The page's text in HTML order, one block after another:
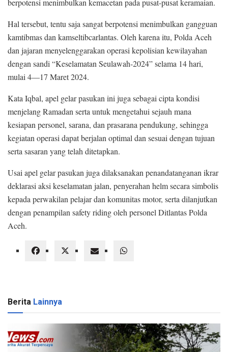
berpotensi menimbulkan kemacetan pada pusat-pusat keramaian.
Hal tersebut, tentu saja sangat berpotensi menimbulkan gangguan
kamtibmas dan kamseltibcarlantas. Oleh karena itu, Polda Aceh
dan jajaran menyelenggarakan operasi kepolisian kewilayahan
dengan sandi “Keselamatan Seulawah-2024” selama 14 hari,
mulai 4—17 Maret 2024.
Kata Iqbal, apel gelar pasukan ini juga sebagai cipta kondisi
menjelang Ramadan serta untuk mengetahui sejauh mana
kesiapan personel, sarana, dan prasarana pendukung, sehingga
kegiatan operasi dapat berjalan optimal dan sesuai dengan tujuan
serta sasaran yang telah ditetapkan.
Usai apel gelar pasukan juga dilaksanakan penandatanganan ikrar
deklarasi aksi keselamatan jalan, penyerahan helm secara simbolis
kepada perwakilan pelajar dan komunitas motor, serta dilanjutkan
dengan penampilan safety riding oleh personel Ditlantas Polda
Aceh.
Berita Lainnya